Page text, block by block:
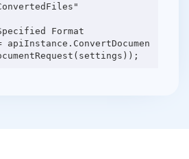
Format